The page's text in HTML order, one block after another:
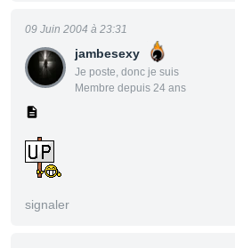
jambesexy
Je poste, donc je suis
Membre depuis 24 ans
09 Juin 2004 à 23:31
signaler